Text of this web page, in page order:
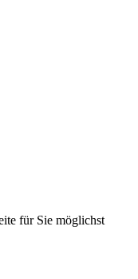
für Sie möglichst